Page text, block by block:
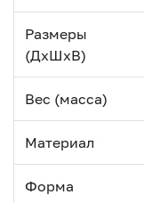
Размеры
(ДхШхВ)
Вес (масса)
Материал
Форма